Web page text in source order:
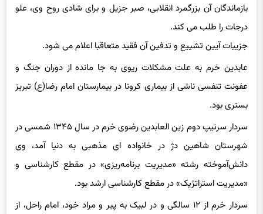
استان و رییس جمهور مردمی، تسلیت گفته و از خداوند متعال برای
بازماندگان آن بزرگمرد انقلابی، صبر جزیل و برای شادی روح وی، علو
درجات را طلب می کند.
جزییات آیین تشییع و تدفین آن فقید متعاقبا اعلام می شود.
عابدین خرم به علت مشکلات ریوی به جا مانده از دوران جنگ و
عفونت تنفسی ناشی از بیماری کرونا در بیمارستان امام رضا(ع) تبریز
بستری بود.
سردار سرتیپ دوم زین العابدین رضوی خرم در سال ۱۳۴۵ شمسی در
شهرستان شاهین دژ در خانواده ای مذهبی به دنیا آمد، وی
دانش‌آموخته رشته «مدیریت برنامه‌ریزی» در مقطع کارشناسی و
«مدیریت استراتژیک» در مقطع کارشناسی ارشد بود.